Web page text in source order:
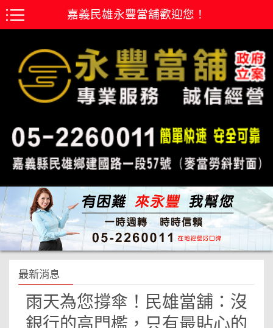
嘉義民雄永豐當舖歡迎您！
最新消息
雨天為您撐傘！民雄當舖：沒
銀行的高門檻，只有最貼心的